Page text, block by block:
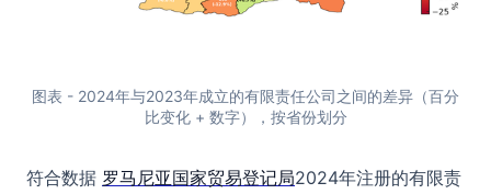
图表 - 2024年与2023年成立的有限责任公司之间的差异（百分
比变化 + 数字），按省份划分
符合数据 罗马尼亚国家贸易登记局2024年注册的有限责